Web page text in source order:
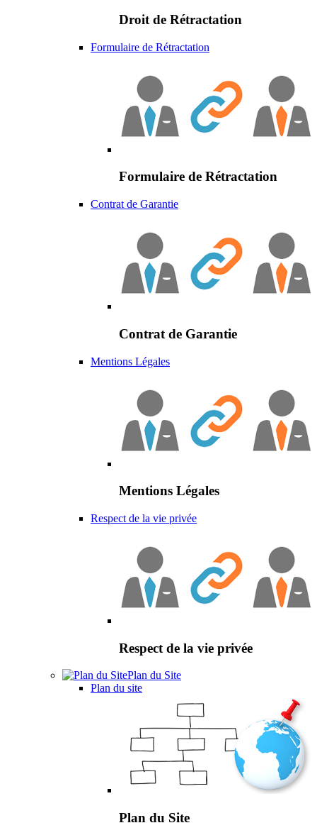
Droit de Rétractation
Formulaire de Rétractation
Formulaire de Rétractation
Contrat de Garantie
Contrat de Garantie
Mentions Légales
Mentions Légales
Respect de la vie privée
Respect de la vie privée
Plan du Site
Plan du site
Plan du Site